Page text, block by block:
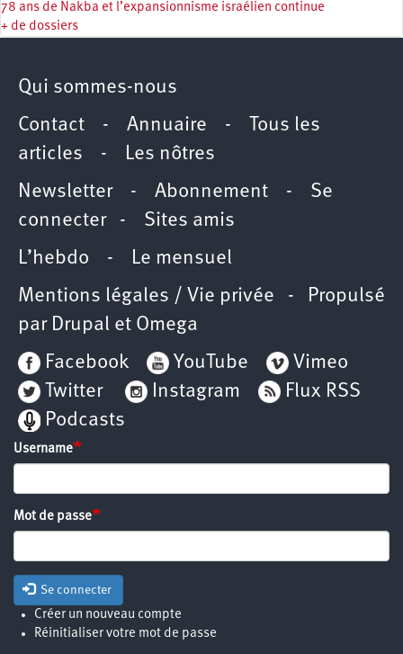
78 ans de Nakba et l’expansionnisme israélien continue
+ de dossiers
Qui sommes-nous
Contact - Annuaire -
Tous les
articles - Les nôtres
Newsletter- Abonnement - Se
connecter- Sites amis
L’hebdo - Le mensuel
Mentions légales / Vie privée - Propulsé
par Drupal et Omega
Facebook
YouTube
Vimeo
Twitter
Instagram
Flux RSS
Podcasts
Username
Mot de passe
Se connecter
Créer un nouveau compte
Réinitialiser votre mot de passe